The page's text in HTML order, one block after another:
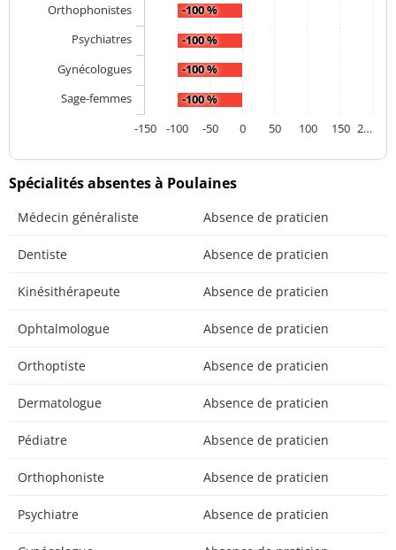
-100 %
-100 %
-100 %
-100 %
Orthophonistes
Psychiatres
Gynécologues
Sage-femmes
-150
-100 -50 0 50 100 150 2…
Spécialités absentes à Poulaines
Médecin généraliste Absence de praticien
Dentiste Absence de praticien
Kinésithérapeute Absence de praticien
Ophtalmologue Absence de praticien
Orthoptiste Absence de praticien
Dermatologue Absence de praticien
Pédiatre Absence de praticien
Orthophoniste Absence de praticien
Psychiatre Absence de praticien